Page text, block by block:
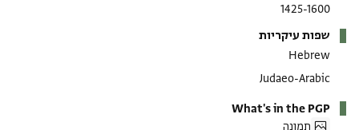
1425-1600
שפות עיקריות
Hebrew
Judaeo-Arabic
What's in the PGP
תמונה